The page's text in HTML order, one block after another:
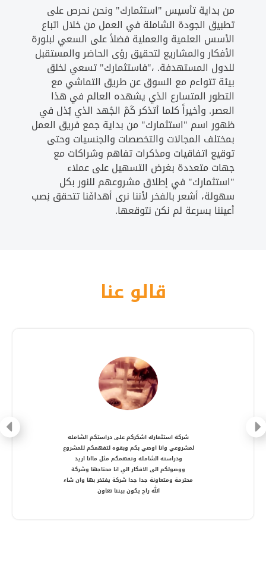
من بداية تأسيس "استثمارك" ونحن نحرص على
تطبيق الجودة الشاملة في العمل من خلال اتباع
الأسس العلمية والعملية فضلاً على السعي لبلورة
الأفكار والمشاريع لتحقيق رؤى الحاضر والمستقبل
للدول المستهدفة. ،"فاستثمارك" تسعي لخلق
بيئة تتواءم مع السوق عن طريق التماشي مع
التطور المتسارع الذي يشهده العالم في هذا
العصر. وأخيراً كلما أتذكر كَمْ الجُهد الذي بُذل في
ظهور اسم "استثمارك" من بداية جمع فريق العمل
بمختلف المجالات والتخصصات والجنسيات وحتى
توقيع اتفاقيات ومذكرات تفاهم وشراكات مع
جهات متعددة بغرض التسهيل على عملاء
"استثمارك" في إطلاق مشروعهم للنور بكل
سهولة، أشعر بالفخر لأننا نرى أهدافَنا تتحقق نِصب
أعيننا بسرعة لم نكن نتوقعها.
قالو عنا
شركة متعاونة، انصح بالتعامل معها ، شكرا أستاذ
أمير